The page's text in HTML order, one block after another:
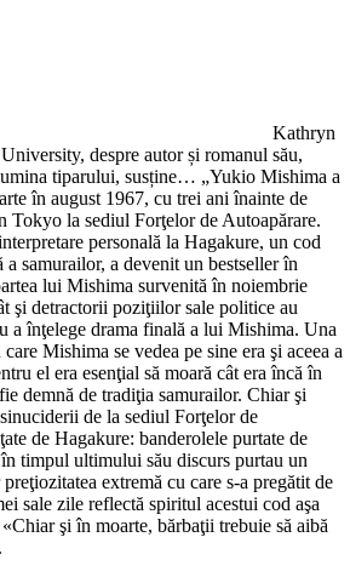
Kathryn
despre autor și romanul său,
tiparului, susține… „Yukio Mishima a
în august 1967, cu trei ani înainte de
Tokyo la sediul Forţelor de Autoapărare.
personală la Hagakure, un cod
samurailor, a devenit un bestseller în
lui Mishima survenită în noiembrie
şi detractorii poziţiilor sale politice au
a înţelege drama finală a lui Mishima. Una
Mishima se vedea pe sine era şi aceea a
el era esenţial să moară cât era încă în
demnă de tradiţia samurailor. Chiar şi
de la sediul Forţelor de
de Hagakure: banderolele purtate de
timpul ultimului său discurs purtau un
extremă cu care s-a pregătit de
sale zile reflectă spiritul acestui cod aşa
şi în moarte, bărbaţii trebuie să aibă